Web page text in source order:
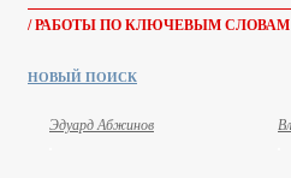
/ РАБОТЫ ПО КЛЮЧЕВЫМ
НОВЫЙ ПОИСК
Эдуард Абжинов